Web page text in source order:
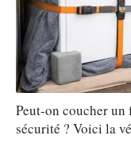
Peut-on coucher
sécurité ? Voici la